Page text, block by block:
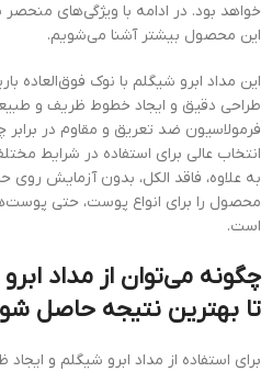
خواهد بود. در ادامه با ویژگی‌های
این محصول بیشتر آشنا می‌شویم.
طراحی دقیق و ایجاد خطوط ظریف و
فرمولاسیون ضد تعریق و مقاوم در برابر
انتخاب عالی برای استفاده در شرایط
به علاوه، فاقد الکل، بدون آزمایش روی
محصول را برای انواع پوست، حتی
است.
چگونه می‌توان از مداد
تا بهترین نتیجه حاصل
برای استفاده از مداد ابرو شیگلم و